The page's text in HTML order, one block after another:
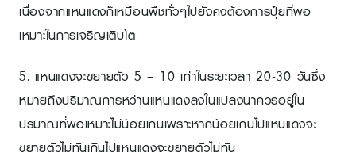
เนื่องจากแหนแดงก็เหมือนพืชทั่วๆไปยังคงต้องการปุ๋ยที่พอ
เหมาะในการเจริญเติบโต
5. แหนแดงจะขยายตัว 5 – 10 เท่าในระยะเวลา 20-30 วันซึ่ง
หมายถึงปริมาณการหว่านแหนแดงลงในแปลงนาควรอยู่ใน
ปริมาณที่พอเหมาะไม่น้อยเกินเพราะหากน้อยเกินไปแหนแดงจะ
ขยายตัวไม่ทันเกินไปแหนแดงจะขยายตัวไม่ทัน